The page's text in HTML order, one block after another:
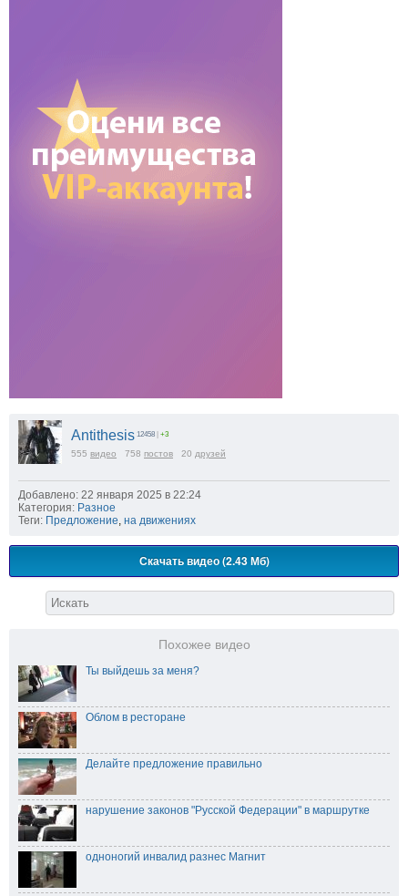
Antithesis 12458 +3
555 видео 758 постов 20 друзей
Добавлено: 22 января 2025 в 22:24
Категория: Разное
Теги: Предложение, на движениях
Скачать видео (2.43 Мб)
Похожее видео
Ты выйдешь за меня?
Облом в ресторане
Делайте предложение правильно
нарушение законов "Русской Федерации" в маршрутке
одноногий инвалид разнес Магнит